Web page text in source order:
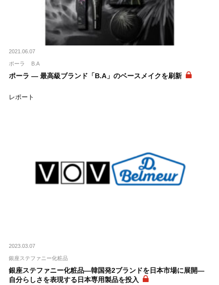
2021.06.07
ポーラ B.A
ポーラ ― 最高級ブランド「B.A」のベースメイクを刷新
レポート
2023.03.07
銀座ステファニー化粧品
銀座ステファニー化粧品―韓国発2ブランドを日本市場に展開―
自分らしさを表現する日本専用製品を投入